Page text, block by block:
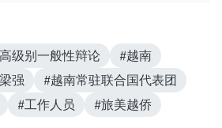
级别一般性辩论
#越南
强
#越南常驻联合国代表团
#工作人员
#旅美越侨